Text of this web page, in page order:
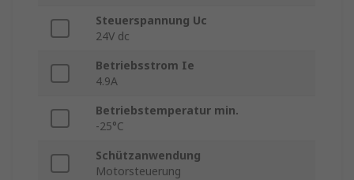
Steuerspannung Uc
24V dc
Betriebsstrom Ie
4.9A
Betriebstemperatur min.
-25°C
Schützanwendung
Motorsteuerung